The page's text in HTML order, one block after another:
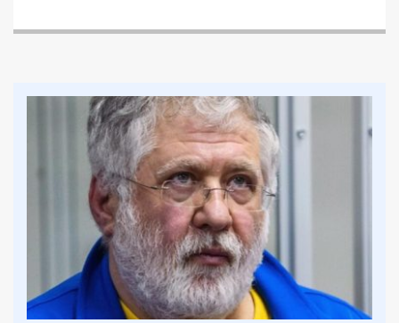
Читайте також
Предыдущая статья:
Покупки через OLX стануть платними: що
треба знати дніпрянам
Следующая статья:
Окупанти ввечері обстріляли Нікополь:
загинув чоловік, – ОВА